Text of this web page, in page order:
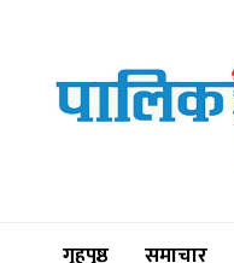
गृहपृष्ठ समाचार